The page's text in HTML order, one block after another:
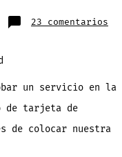
23 comentarios
un servicio en la
de tarjeta de
de colocar nuestra